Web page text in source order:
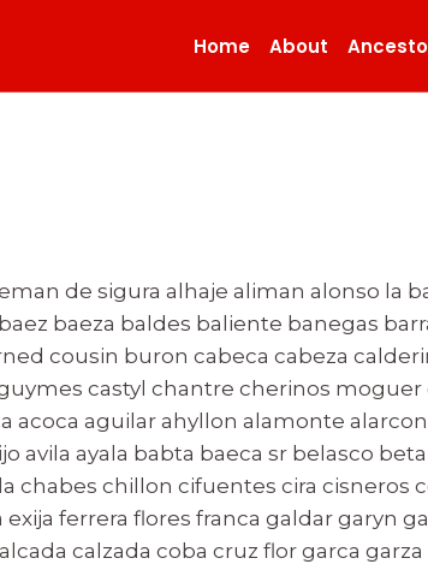
Home About
de sigura alhaje aliman alonso la
baeza baldes baliente banegas
cousin buron cabeca cabeza
castyl chantre cherinos
acoca aguilar ahyllon alamonte
avila ayala babta baeca sr belasco
chabes chillon cifuentes cira cisneros
exija ferrera flores franca galdar garyn
calzada coba cruz flor garca